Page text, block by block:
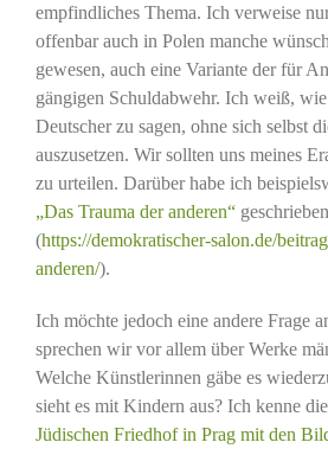
empfindliches Thema. Ich verweise
offenbar auch in Polen manche
gewesen, auch eine Variante der für
gängigen Schuldabwehr. Ich weiß,
Deutscher zu sagen, ohne sich selbst
auszusetzen. Wir sollten uns meines
zu urteilen. Darüber habe ich
„Das Trauma der anderen“geschrieben
(https://demokratischer-salon.de/
anderen/).
Ich möchte jedoch eine andere Frage
sprechen wir vor allem über Werke
Welche Künstlerinnen gäbe es
sieht es mit Kindern aus? Ich kenne die
Jüdischen Friedhof in Prag mit den